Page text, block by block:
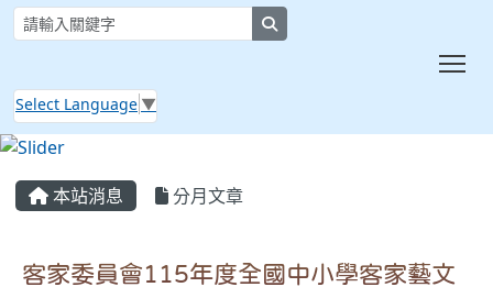
Select Language ▼
本站消息 分月文章
客家委員會115年度全國中小學客家藝文